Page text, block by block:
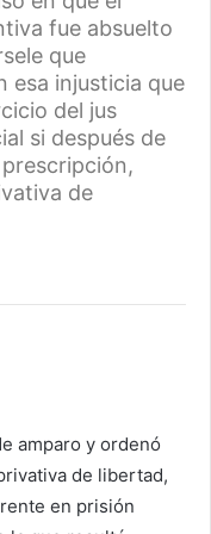
fue absuelto
que
esa injusticia que
del jus
si después de
de
amparo y ordenó
de libertad,
en prisión